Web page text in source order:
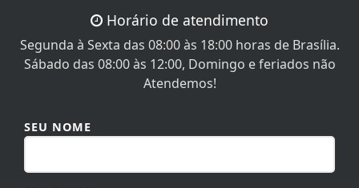
Horário de atendimento
Segunda à Sexta das 08:00 às 18:00 horas de Brasília.
Sábado das 08:00 às 12:00, Domingo e feriados não
Atendemos!
SEU NOME